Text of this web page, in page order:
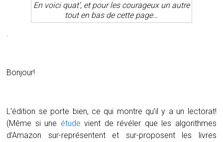
En voici quat’, et pour les courageux un autre
tout en bas de cette page…
.
Bonjour!
L’édition se porte bien, ce qui montre qu’il y a un lectorat!
(Même si une étude vient de révéler que les algorithmes
d’Amazon sur-représentent et sur-proposent les livres